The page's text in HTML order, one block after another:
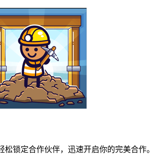
锁定合作伙伴，迅速开启你的完美合作。